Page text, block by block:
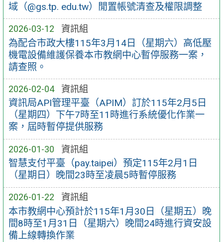
域（@gs.tp. edu.tw）閒置帳號清查及權限調整
2026-03-12 資訊組
為配合市政大樓115年3月14日（星期六）高低壓
機電設備維護保養本市教網中心暫停服務一案，
請查照。
2026-02-04 資訊組
資訊局API管理平臺（APIM）訂於115年2月5日
（星期四）下午7時至11時進行系統優化作業一
案，屆時暫停提供服務
2026-01-30 資訊組
智慧支付平臺（pay.taipei）預定115年2月1日
（星期日）晚間23時至凌晨5時暫停服務
2026-01-22 資訊組
本市教網中心預計於115年1月30日（星期五）晚
間8時至1月31日（星期六）晚間24時進行資安設
備上線轉換作業